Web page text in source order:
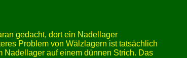
gedacht, dort ein Nadellager
Problem von Wälzlagern ist tatsächlich
Nadellager auf einem dünnen Strich. Das